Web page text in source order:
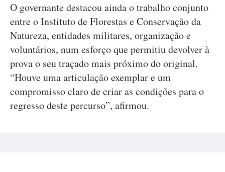
O governante destacou ainda o trabalho conjunto
entre o Instituto de Florestas e Conservação da
Natureza, entidades militares, organização e
voluntários, num esforço que permitiu devolver à
prova o seu traçado mais próximo do original.
“Houve uma articulação exemplar e um
compromisso claro de criar as condições para o
regresso deste percurso”, afirmou.